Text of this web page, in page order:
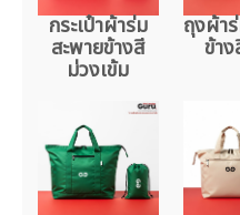
กระเป๋าผ้าร่ม
สะพายข้างสี
ม่วงเข้ม
ถุงผ้า
ข้า